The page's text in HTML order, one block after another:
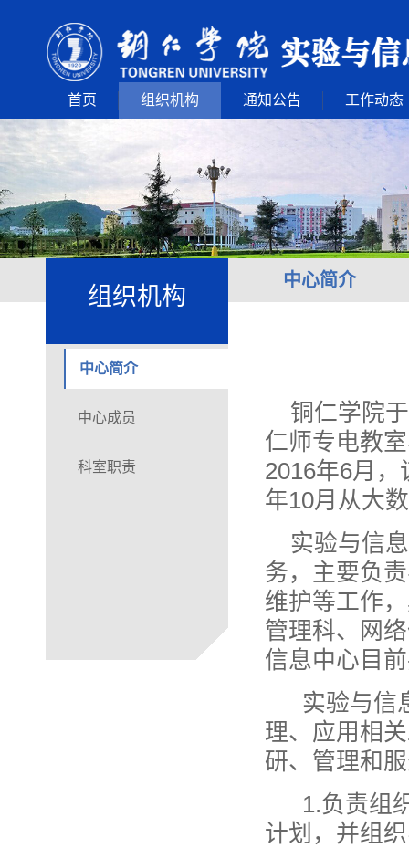
首页 组织机构 通知公告 工作动态
组织机构
中心简介
中心简介
中心成员
科室职责
铜仁学院
仁师专电教
2016年6月
年10月从大
实验与信
务，主要负
维护等工作
管理科、网
信息中心目
实验与信
理、应用相
研、管理和
1.负责组
计划，并组